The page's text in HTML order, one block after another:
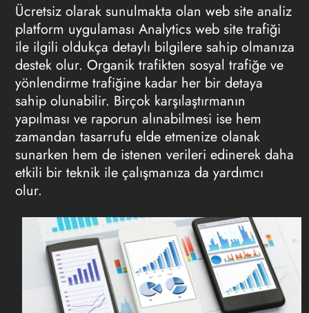
Ücretsiz olarak sunulmakta olan web site analiz
platform uygulaması Analytics web site trafiği
ile ilgili oldukça detaylı bilgilere sahip olmanıza
destek olur. Organik trafikten sosyal trafiğe ve
yönlendirme trafiğine kadar her bir detaya
sahip olunabilir. Birçok karşılaştırmanın
yapılması ve raporun alınabilmesi ise hem
zamandan tasarrufu elde etmenize olanak
sunarken hem de istenen verileri edinerek daha
etkili bir teknik ile çalışmanıza da yardımcı
olur.